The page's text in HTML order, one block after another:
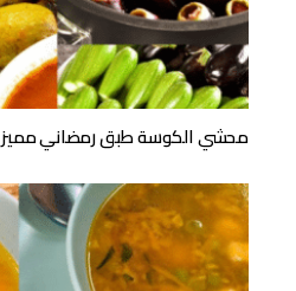
محشي الكوسة طبق رمضاني مميز